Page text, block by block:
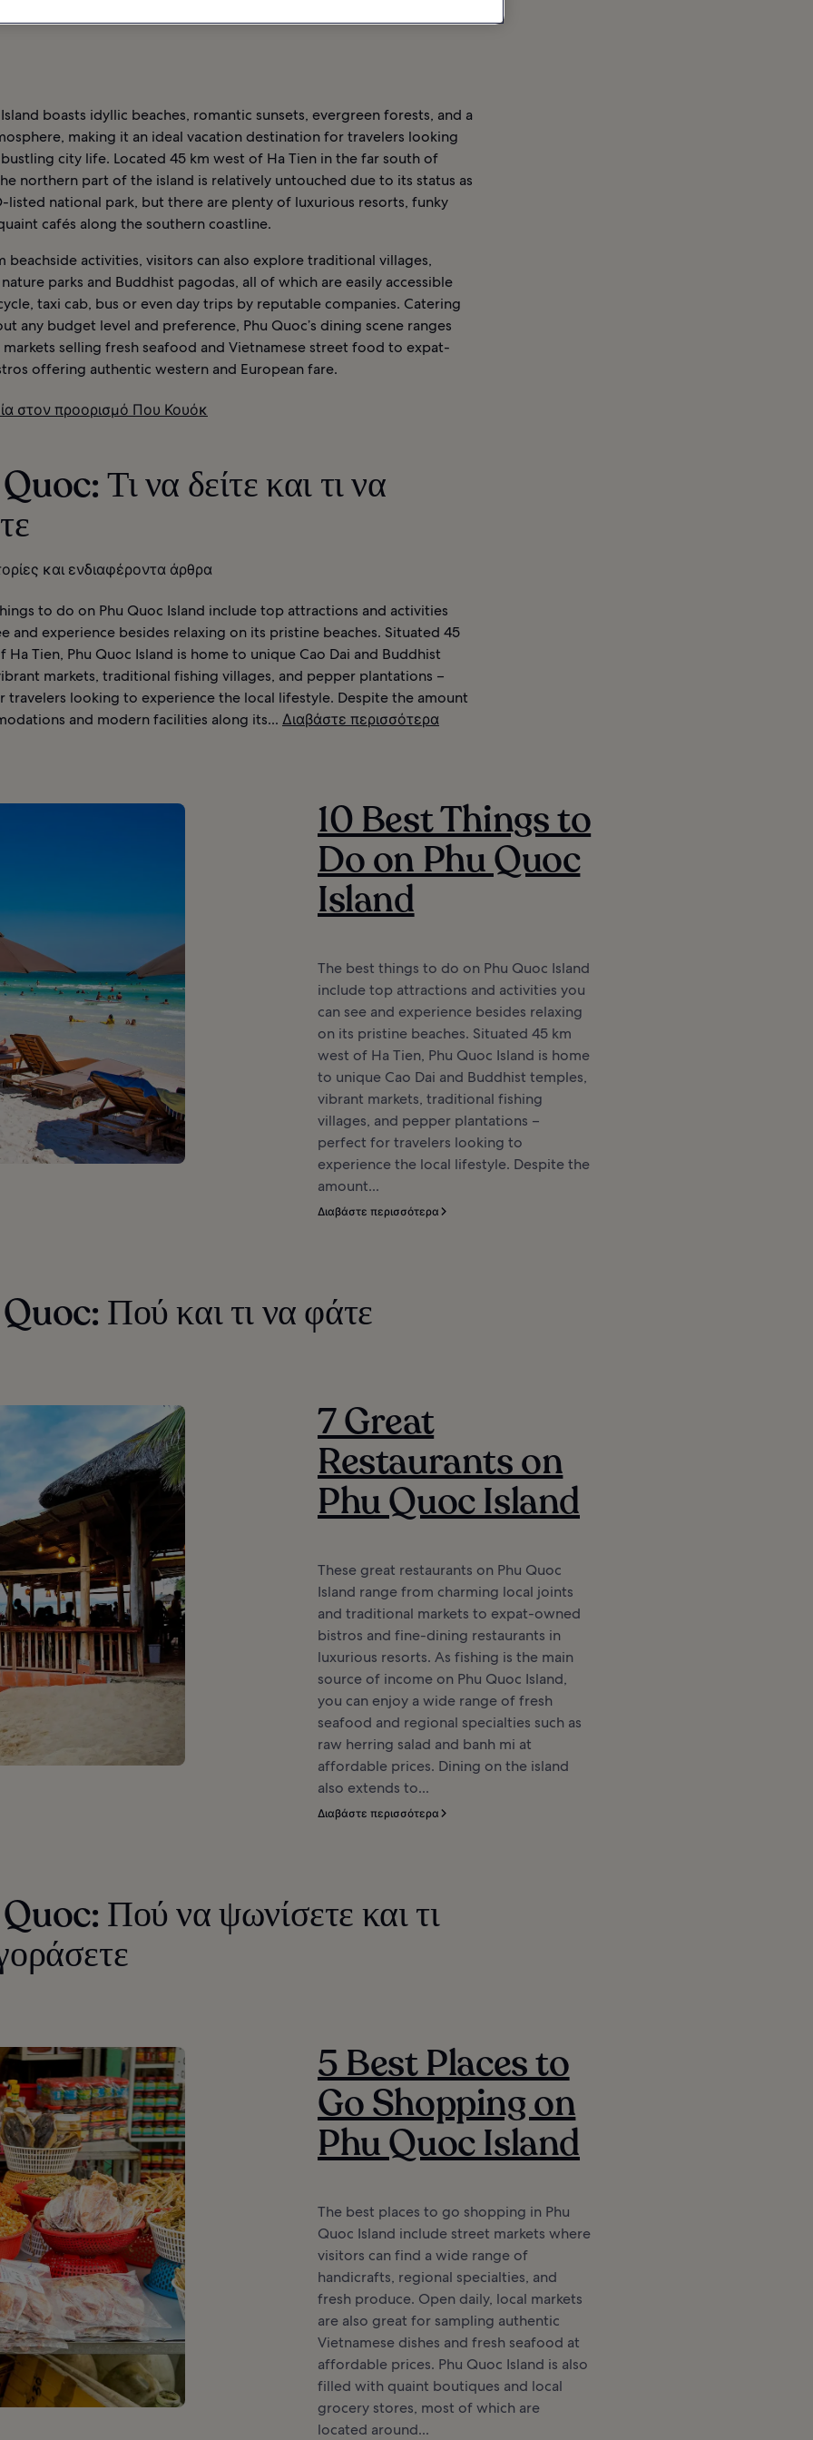
boasts idyllic beaches, romantic sunsets, evergreen forests, and a
making it an ideal vacation destination for travelers looking
city life. Located 45 km west of Ha Tien in the far south of
northern part of the island is relatively untouched due to its status as
listed national park, but there are plenty of luxurious resorts, funky
cafés along the southern coastline.
beachside activities, visitors can also explore traditional villages,
parks and Buddhist pagodas, all of which are easily accessible
taxi cab, bus or even day trips by reputable companies. Catering
any budget level and preference, Phu Quoc’s dining scene ranges
selling fresh seafood and Vietnamese street food to expat-
offering authentic western and European fare.
στον προορισμό Που Κουόκ
Τι να δείτε και τι να
και ενδιαφέροντα άρθρα
to do on Phu Quoc Island include top attractions and activities
and experience besides relaxing on its pristine beaches. Situated 45
Ha Tien, Phu Quoc Island is home to unique Cao Dai and Buddhist
markets, traditional fishing villages, and pepper plantations –
travelers looking to experience the local lifestyle. Despite the amount
and modern facilities along its... Διαβάστε περισσότερα
10 Best Things to
Do on Phu Quoc
Island
The best things to do on Phu Quoc Island
include top attractions and activities you
can see and experience besides relaxing
on its pristine beaches. Situated 45 km
west of Ha Tien, Phu Quoc Island is home
to unique Cao Dai and Buddhist temples,
vibrant markets, traditional fishing
villages, and pepper plantations –
perfect for travelers looking to
experience the local lifestyle. Despite the
amount...
Διαβάστε περισσότερα
Πού και τι να φάτε
7 Great
Restaurants on
Phu Quoc Island
These great restaurants on Phu Quoc
Island range from charming local joints
and traditional markets to expat-owned
bistros and fine-dining restaurants in
luxurious resorts. As fishing is the main
source of income on Phu Quoc Island,
you can enjoy a wide range of fresh
seafood and regional specialties such as
raw herring salad and banh mi at
affordable prices. Dining on the island
also extends to...
Διαβάστε περισσότερα
Πού να ψωνίσετε και τι
5 Best Places to
Go Shopping on
Phu Quoc Island
The best places to go shopping in Phu
Quoc Island include street markets where
visitors can find a wide range of
handicrafts, regional specialties, and
fresh produce. Open daily, local markets
are also great for sampling authentic
Vietnamese dishes and fresh seafood at
affordable prices. Phu Quoc Island is also
filled with quaint boutiques and local
grocery stores, most of which are
located around...